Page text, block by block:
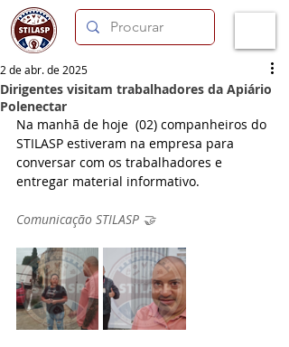
Dirigentes visitam trabalhadores da Apiário
Polenectar
2 de abr. de 2025
Na manhã de hoje  (02) companheiros do
STILASP estiveram na empresa para
conversar com os trabalhadores e
entregar material informativo.
Comunicação STILASP 🤝